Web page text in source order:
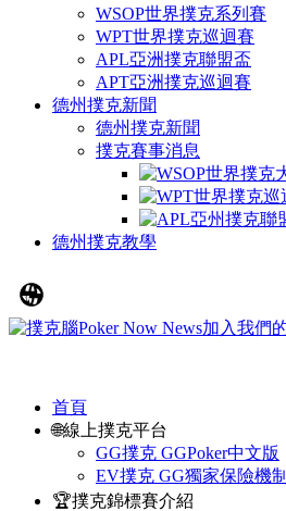
WSOP世界撲克系列賽
WPT世界撲克巡迴賽
APL亞洲撲克聯盟盃
APT亞洲撲克巡迴賽
德州撲克新聞
德州撲克新聞
撲克賽事消息
德州撲克教學
首頁
🌐線上撲克平台
GG撲克 GGPoker中文版
EV撲克 GG獨家保險機制
🏆撲克錦標賽介紹